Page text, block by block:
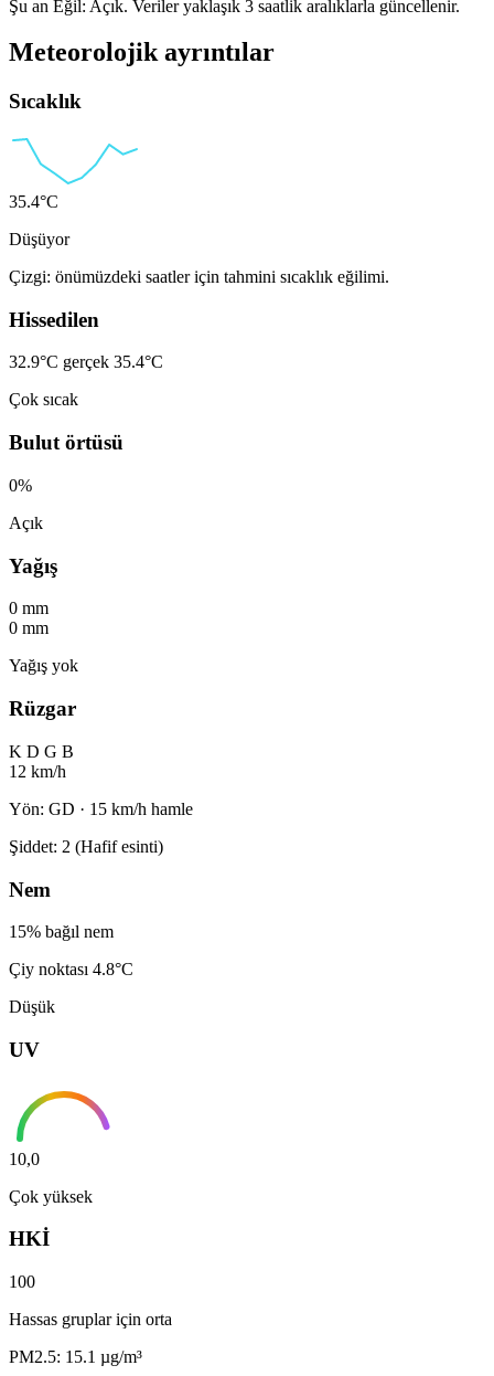
Şu an Eğil: Açık. Veriler yaklaşık 3 saatlik aralıklarla güncellenir.
Meteorolojik ayrıntılar
Sıcaklık
35.4°C
Düşüyor
Çizgi: önümüzdeki saatler için tahmini sıcaklık eğilimi.
Hissedilen
32.9°C gerçek 35.4°C
Çok sıcak
Bulut örtüsü
0%
Açık
Yağış
0 mm
0 mm
Yağış yok
Rüzgar
K D G B
12 km/h
Yön: GD · 15 km/h hamle
Şiddet: 2 (Hafif esinti)
Nem
15% bağıl nem
Çiy noktası 4.8°C
Düşük
UV
10,0
Çok yüksek
HKİ
100
Hassas gruplar için orta
PM2.5: 15.1 µg/m³